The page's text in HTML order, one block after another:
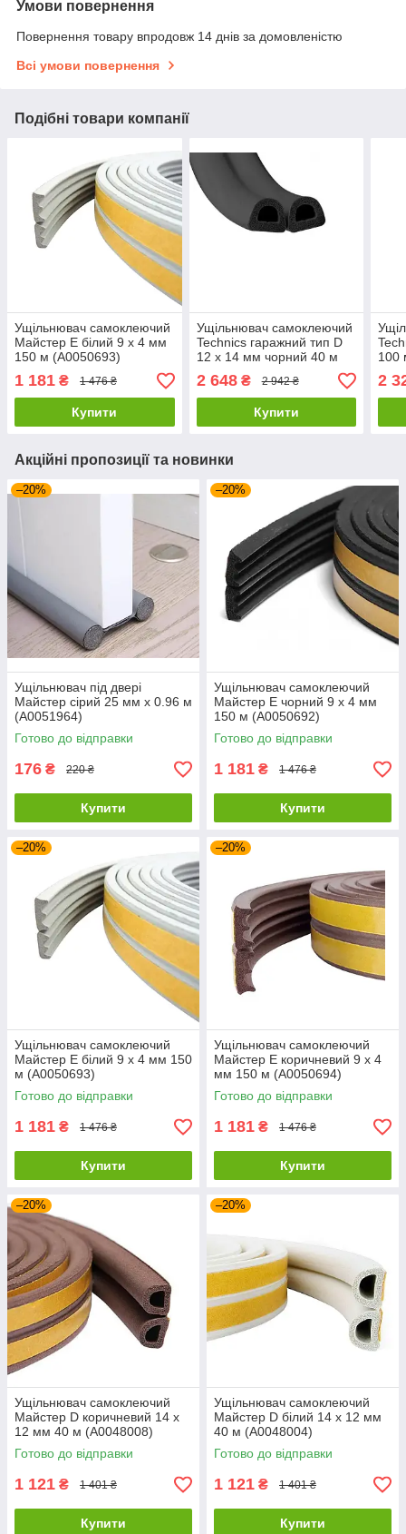
Умови повернення
Повернення товару впродовж 14 днів за домовленістю
Всі умови повернення
Подібні товари компанії
Ущільнювач самоклеючий
Майстер E білий 9 х 4 мм
150 м (А0050693)
1 181 ₴ 1 476 ₴
Купити
Ущільнювач самоклеючий
Technics гаражний тип D
12 х 14 мм чорний 40 м
(10-783)
2 648₴ 2 942 ₴
Купити
100
2
Акційні пропозиції та новинки
–20%
Ущільнювач під двері
Майстер сірий 25 мм х 0.96 м
(А0051964)
Готово до відправки
176 ₴ 220 ₴
Купити
–20%
Ущільнювач самоклеючий
Майстер E чорний 9 х 4 мм
150 м (А0050692)
Готово до відправки
1 181 ₴ 1 476 ₴
Купити
–20%
Ущільнювач самоклеючий
Майстер E білий 9 х 4 мм 150
м (А0050693)
Готово до відправки
1 181 ₴ 1 476 ₴
Купити
–20%
Ущільнювач самоклеючий
Майстер E коричневий 9 х 4
мм 150 м (А0050694)
Готово до відправки
1 181 ₴ 1 476 ₴
Купити
–20%
Ущільнювач самоклеючий
Майстер D коричневий 14 х
12 мм 40 м (А0048008)
Готово до відправки
1 121 ₴ 1 401 ₴
Купити
–20%
Ущільнювач самоклеючий
Майстер D білий 14 х 12 мм
40 м (А0048004)
Готово до відправки
1 121 ₴ 1 401 ₴
Купити